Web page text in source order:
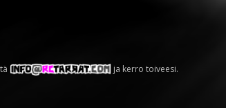
ja kerro toiveesi.